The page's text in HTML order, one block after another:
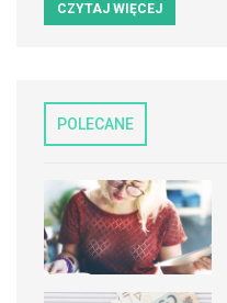
CZYTAJ WIĘCEJ
POLECANE